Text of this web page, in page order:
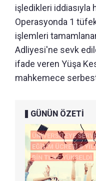
işledikleri iddiasıyla
Operasyonda 1
işlemleri
Adliyesi'ne sevk
ifade veren Yüşa
mahkemece serbest
GÜNÜN ÖZETİ